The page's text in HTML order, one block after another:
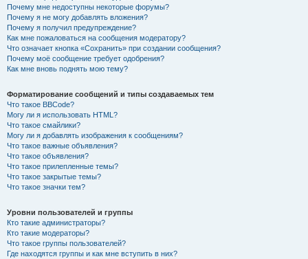
Почему мне недоступны некоторые форумы?
Почему я не могу добавлять вложения?
Почему я получил предупреждение?
Как мне пожаловаться на сообщения модератору?
Что означает кнопка «Сохранить» при создании сообщения?
Почему моё сообщение требует одобрения?
Как мне вновь поднять мою тему?
Форматирование сообщений и типы создаваемых тем
Что такое BBCode?
Могу ли я использовать HTML?
Что такое смайлики?
Могу ли я добавлять изображения к сообщениям?
Что такое важные объявления?
Что такое объявления?
Что такое прилепленные темы?
Что такое закрытые темы?
Что такое значки тем?
Уровни пользователей и группы
Кто такие администраторы?
Кто такие модераторы?
Что такое группы пользователей?
Где находятся группы и как мне вступить в них?